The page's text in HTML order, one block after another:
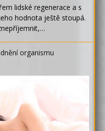
lidské regenerace a s
hodnota ještě stoupá.
organismu